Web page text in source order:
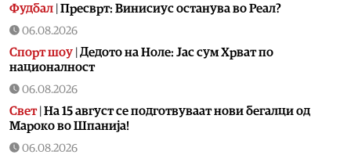
Фудбал Пресврт: Винисиус останува во Реал?
06.08.2026
Спорт шоу Дедото на Ноле: Јас сум Хрват по
националност
06.08.2026
Свет| На 15 август се подготвуваат нови бегалци од
Мароко во Шпанија!
06.08.2026